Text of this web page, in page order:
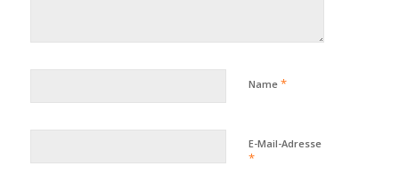
Name *
E-Mail-Adresse
*